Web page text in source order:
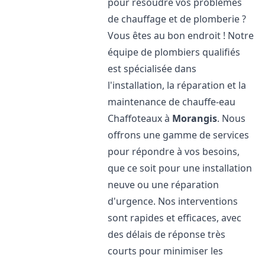
de chauffage et de plomberie ?
Vous êtes au bon endroit ! Notre
équipe de plombiers qualifiés
est spécialisée dans
l'installation, la réparation et la
maintenance de chauffe-eau
Chaffoteaux à Morangis. Nous
offrons une gamme de services
pour répondre à vos besoins,
que ce soit pour une installation
neuve ou une réparation
d'urgence. Nos interventions
sont rapides et efficaces, avec
des délais de réponse très
courts pour minimiser les